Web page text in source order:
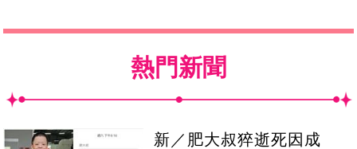
熱門新聞
新／肥大叔猝逝死因成